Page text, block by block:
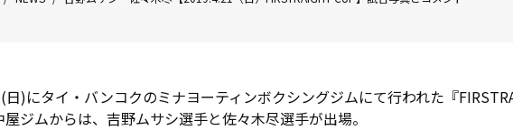
日)にタイ・バンコクのミナヨーティンボクシングジムにて行われた『
屋ジムからは、吉野ムサシ選手と佐々木尽選手が出場。